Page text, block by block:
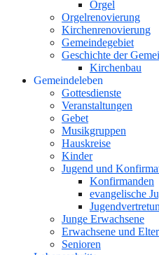
Orgel
Orgelrenovierung
Kirchenrenovierung
Gemeindegebiet
Geschichte der
Kirchenbau
Gemeindeleben
Gottesdienste
Veranstaltungen
Gebet
Musikgruppen
Hauskreise
Kinder
Jugend und
Konfirmanden
evangelische
Junge Erwachsene
Erwachsene und
Senioren